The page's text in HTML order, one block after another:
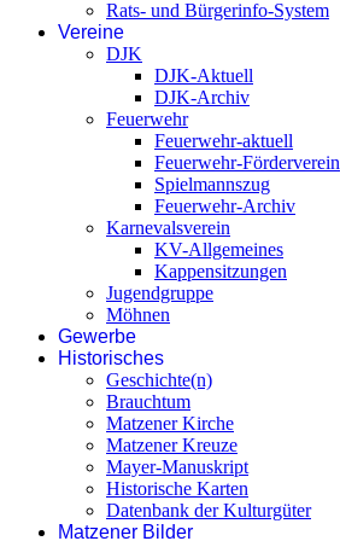
Rats- und Bürgerinfo-System
Vereine
DJK
DJK-Aktuell
DJK-Archiv
Feuerwehr
Feuerwehr-aktuell
Feuerwehr-Förderverein
Spielmannszug
Feuerwehr-Archiv
Karnevalsverein
KV-Allgemeines
Kappensitzungen
Jugendgruppe
Möhnen
Gewerbe
Historisches
Geschichte(n)
Brauchtum
Matzener Kirche
Matzener Kreuze
Mayer-Manuskript
Historische Karten
Datenbank der Kulturgüter
Matzener Bilder